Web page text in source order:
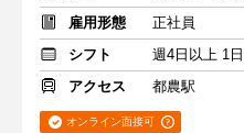
雇用形態
正社員
シフト
週4日以上 1
アクセス
都農駅
オンライン面接可